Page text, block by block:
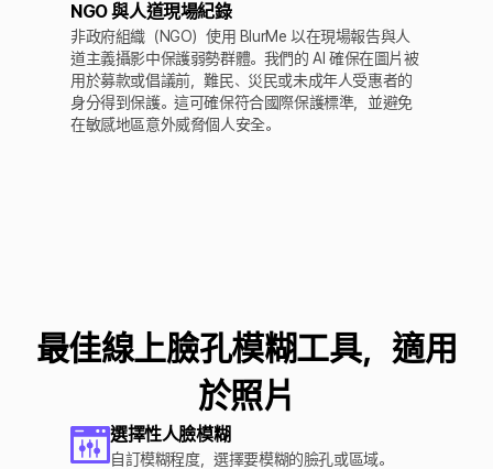
NGO 與人道現場紀錄
非政府組織（NGO）使用 BlurMe 以在現場報告與人
道主義攝影中保護弱勢群體。我們的 AI 確保在圖片被
用於募款或倡議前，難民、災民或未成年人受惠者的
身分得到保護。這可確保符合國際保護標準，並避免
在敏感地區意外威脅個人安全。
最佳線上臉孔模糊工具，適用
於照片
選擇性人臉模糊
自訂模糊程度，選擇要模糊的臉孔或區域。